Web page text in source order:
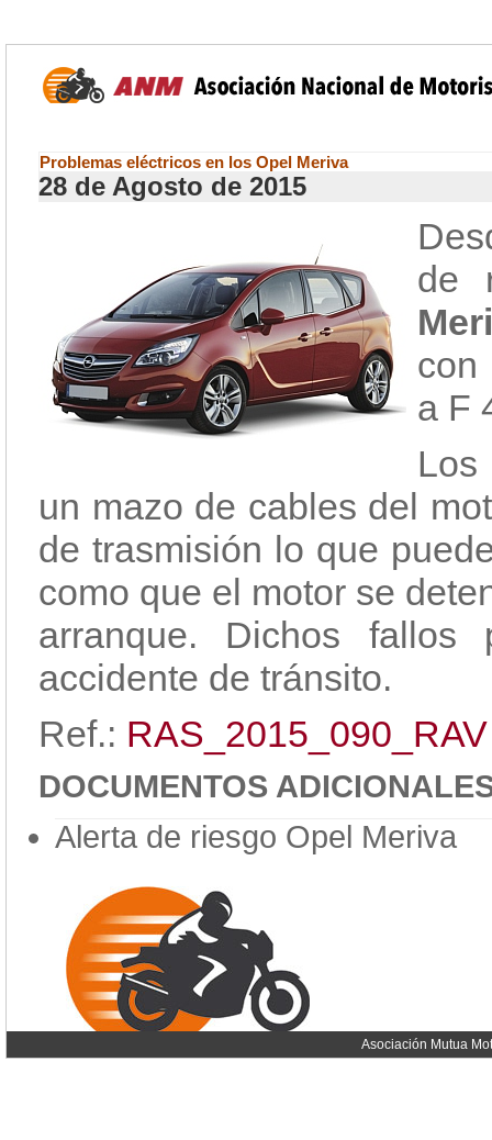
Problemas eléctricos en los Opel Meriva
28 de Agosto de 2015
de
con
a F
Los
un mazo de cables del
de trasmisión lo que
como que el motor se
arranque. Dichos
accidente de tránsito.
Ref.: RAS_2015_090_RAV
DOCUMENTOS
Alerta de riesgo Opel Meriva
Asociación Mutua